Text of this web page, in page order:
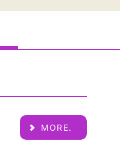
MORE.